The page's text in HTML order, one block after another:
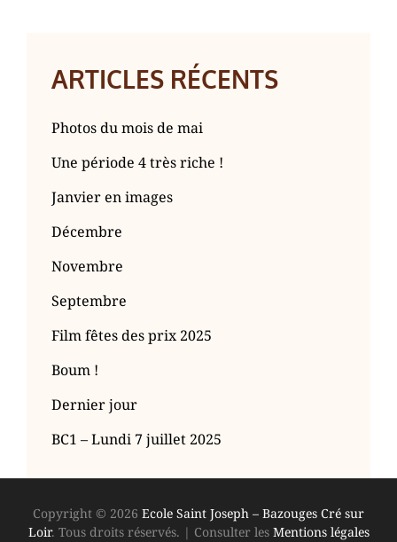
ARTICLES RÉCENTS
Photos du mois de mai
Une période 4 très riche !
Janvier en images
Décembre
Novembre
Septembre
Film fêtes des prix 2025
Boum !
Dernier jour
BC1 – Lundi 7 juillet 2025
Copyright © 2026 Ecole Saint Joseph – Bazouges Cré sur
Loir. Tous droits réservés. | Consulter les Mentions légales